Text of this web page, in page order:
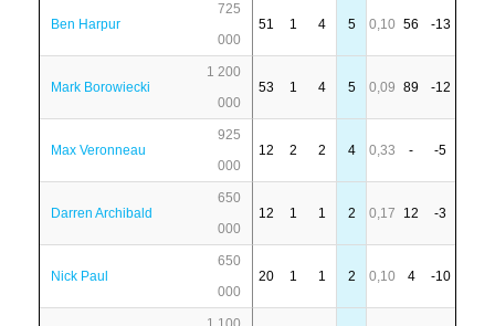
Ben Harpur
725
000
51 1 4 5 0,10 56 -13
Mark Borowiecki
1 200
000
53 1 4 5 0,09 89 -12
Max Veronneau
925
000
12 2 2 4 0,33 - -5
Darren Archibald
650
000
12 1 1 2 0,17 12 -3
Nick Paul
650
000
20 1 1 2 0,10 4 -10